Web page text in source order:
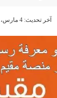
آخر تحديث: 4 مارس، 2021